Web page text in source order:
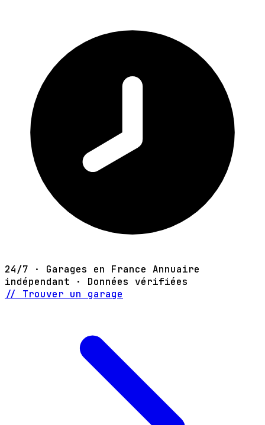
24/7 · Garages en France Annuaire
indépendant · Données vérifiées
// Trouver un garage